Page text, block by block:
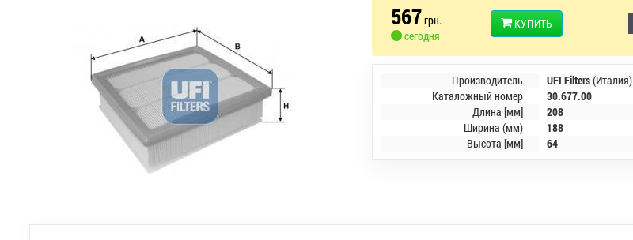
567грн.
сегодня
КУПИТЬ
Производитель UFI Filters(Италия)
Каталожный номер
30.677.00
Длина [мм]
208
Ширина (мм)
188
Высота [мм]
64